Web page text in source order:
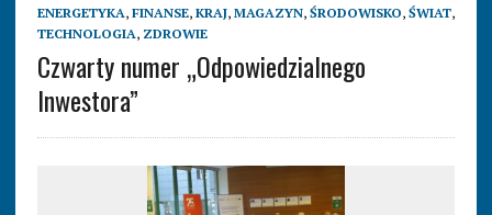
ENERGETYKA, FINANSE, KRAJ, MAGAZYN, ŚRODOWISKO, ŚWIAT,
TECHNOLOGIA, ZDROWIE
Czwarty numer „Odpowiedzialnego
Inwestora”